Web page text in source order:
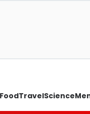
FoodTravelScience